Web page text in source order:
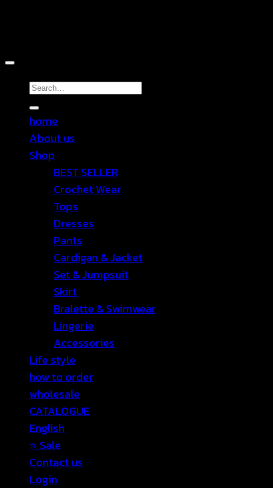
Search
for:
home
About us
Shop
BEST SELLER
Crochet Wear
Tops
Dresses
Pants
Cardigan & Jacket
Set & Jumpsuit
Skirt
Bralette & Swimwear
Lingerie
Accessories
Life style
how to order
wholesale
CATALOGUE
English
⭐ Sale
Contact us
Login